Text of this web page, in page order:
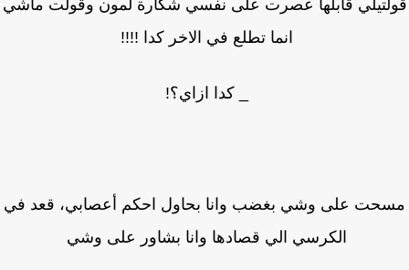
قابلها عصرت على نفسي شكارة لمون وقولت ماشي
انما تطلع في الاخر كدا !!!!
_ كدا ازاي؟!
على وشي بغضب وانا بحاول احكم أعصابي، قعد في
الكرسي الي قصادها وانا بشاور على وشي